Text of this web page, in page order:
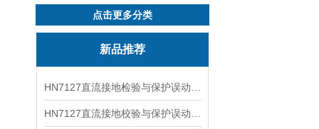
点击更多分类
新品推荐